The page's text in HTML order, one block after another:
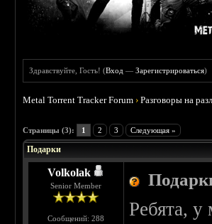
Здравствуйте, Гость! (Вход —Зарегистрироваться)
Metal Torrent Tracker Forum ›Разговоры на
Страницы (3): 1 2 3 Следующая »
Подарки
Volkolak
Senior Member
Сообщений: 288
Ребята, у